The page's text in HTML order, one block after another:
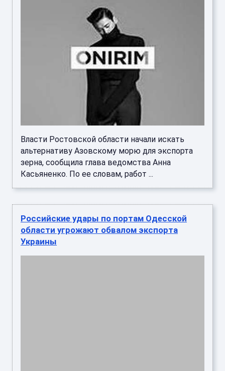
Власти Ростовской области начали искать
альтернативу Азовскому морю для экспорта
зерна, сообщила глава ведомства Анна
Касьяненко. По ее словам, работ ...
Российские удары по портам Одесской
области угрожают обвалом экспорта
Украины